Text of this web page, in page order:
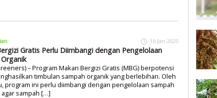
16 Jan 2025
Gratis Perlu Diimbangi dengan Pengelolaan
– Program Makan Bergizi Gratis (MBG) berpotensi
timbulan sampah organik yang berlebihan. Oleh
program ini perlu diimbangi dengan pengelolaan sampah
agar sampah […]